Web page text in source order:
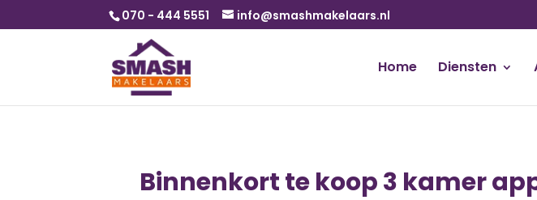
070 - 444 5551 info@smashmakelaars.nl
Home Diensten
Binnenkort te koop 3 kamer